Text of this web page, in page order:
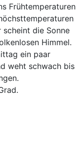
Frühtemperaturen
scheint die Sonne
Himmel.
ein paar
weht schwach bis